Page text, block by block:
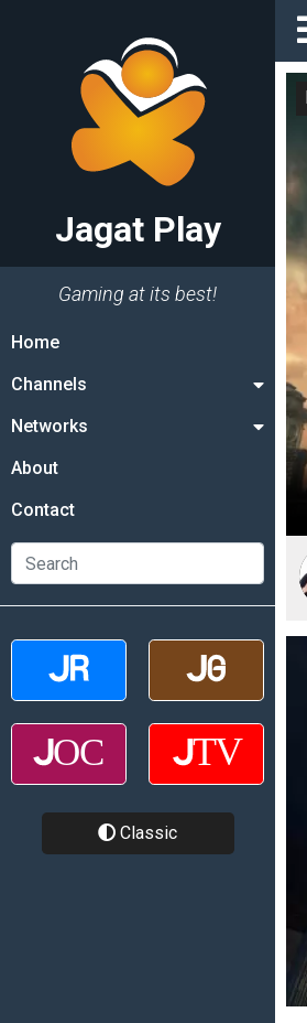
Jagat Play
Gaming at its best!
Home
Channels
Networks
About
Contact
Classic